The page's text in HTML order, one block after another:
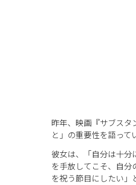
昨年、映画『サブスタ
と」の重要性を語って
彼女は、「自分は十分
を手放してこそ、自
を祝う節目にしたい」